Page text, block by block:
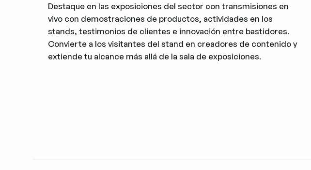
Destaque en las exposiciones del sector con transmisiones en
vivo con demostraciones de productos, actividades en los
stands, testimonios de clientes e innovación entre bastidores.
Convierte a los visitantes del stand en creadores de contenido y
extiende tu alcance más allá de la sala de exposiciones.